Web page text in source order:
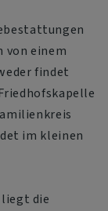
von einem
findet
im kleinen
liegt die